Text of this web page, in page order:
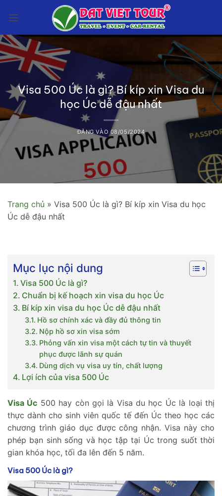
qua
dung
Visa 500 Úc là gì? Bí kíp xin Visa du
học Úc dễ đậu nhất
ĐĂNG VÀO08/05/2024
Trang chủ » Visa 500 Úc là gì? Bí kíp xin Visa du học
Úc dễ đậu nhất
Mục lục nội dung
Visa 500 Úc là gì?
Chuẩn bị kế hoạch xin visa du học Úc
Bí kíp xin visa du học Úc dễ đậu nhất
Hồ sơ chính xác và đầy đủ thông tin
Nộp hồ sơ xin visa sớm
Phỏng vấn xin visa một cách tự tin và thuyết
phục được lãnh sự quán
Dùng dịch vụ visa uy tín, chất lượng
Lợi ích của visa 500 Úc
Visa Úc 500 hay còn gọi là Visa du học Úc là loại thị
thực dành cho sinh viên quốc tế đến Úc theo học các
chương trình giáo dục được công nhận. Visa này cho
phép bạn sinh sống và học tập tại Úc trong suốt thời
gian khóa học, tối đa lên đến 5 năm.
Visa 500 Úc là gì?